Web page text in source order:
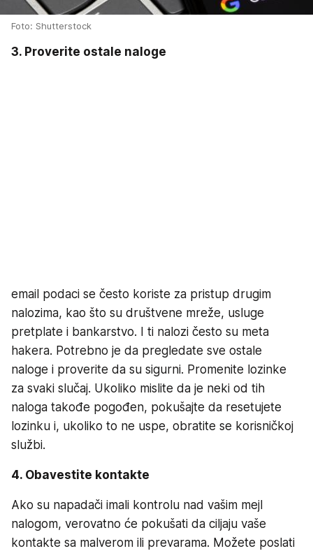
Foto: Shutterstock
3. Proverite ostale naloge
email podaci se često koriste za pristup drugim
nalozima, kao što su društvene mreže, usluge
pretplate i bankarstvo. I ti nalozi često su meta
hakera. Potrebno je da pregledate sve ostale
naloge i proverite da su sigurni. Promenite lozinke
za svaki slučaj. Ukoliko mislite da je neki od tih
naloga takođe pogođen, pokušajte da resetujete
lozinku i, ukoliko to ne uspe, obratite se korisničkoj
službi.
4. Obavestite kontakte
Ako su napadači imali kontrolu nad vašim mejl
nalogom, verovatno će pokušati da ciljaju vaše
kontakte sa malverom ili prevarama. Možete poslati